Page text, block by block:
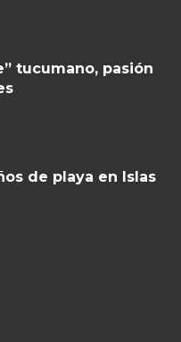
tucumano, pasión
de playa en Islas